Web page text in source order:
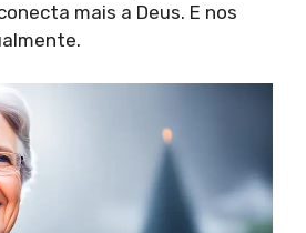
mais a Deus. E nos